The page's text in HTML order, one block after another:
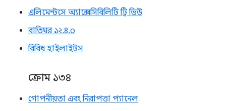
এলিমেন্টসে অ্যাক্সেসিবিলিটি ট্রি ভিউ
বাতিঘর ১২.৪.০
বিবিধ হাইলাইটস
ক্রোম ১৩৪
গোপনীয়তা এবং নিরাপত্তা প্যানেল